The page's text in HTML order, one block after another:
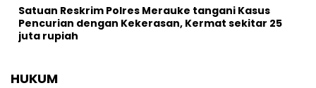
Satuan Reskrim Polres Merauke tangani Kasus
Pencurian dengan Kekerasan, Kermat sekitar 25
juta rupiah
HUKUM